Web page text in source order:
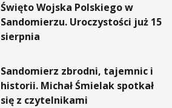
Święto Wojska Polskiego w
Sandomierzu. Uroczystości już 15
sierpnia
Sandomierz zbrodni, tajemnic i
historii. Michał Śmielak spotkał
się z czytelnikami